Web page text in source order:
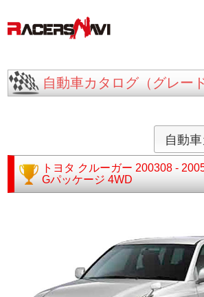
自動車カタログ（グレー
自動
トヨタ クルーガー 200308 -
Gパッケージ 4WD